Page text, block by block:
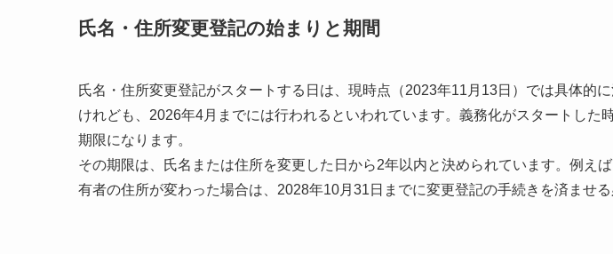
氏名・住所変更登記の始まりと期間
氏名・住所変更登記がスタートする日は、現時点（2023年11月13日）では具体的に
けれども、2026年4月までには行われるといわれています。義務化がスタートした
期限になります。
その期限は、氏名または住所を変更した日から2年以内と決められています。例え
有者の住所が変わった場合は、2028年10月31日までに変更登記の手続きを済ませる